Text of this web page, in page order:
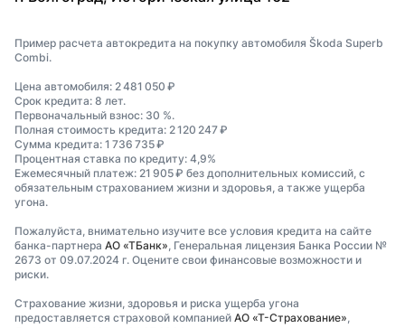
Пример расчета автокредита на покупку автомобиля Škoda Superb
Combi.
Цена автомобиля: 2 481 050 ₽
Срок кредита: 8 лет.
Первоначальный взнос: 30 %.
Полная стоимость кредита: 2 120 247 ₽
Сумма кредита: 1 736 735 ₽
Процентная ставка по кредиту: 4,9%
Ежемесячный платеж: 21 905 ₽ без дополнительных комиссий, с
обязательным страхованием жизни и здоровья, а также ущерба
угона.
Пожалуйста, внимательно изучите все условия кредита на сайте
банка-партнера АО «ТБанк» , Генеральная лицензия Банка России №
2673 от 09.07.2024 г. Оцените свои финансовые возможности и
риски.
Страхование жизни, здоровья и риска ущерба угона
предоставляется страховой компанией АО «Т-Страхование»